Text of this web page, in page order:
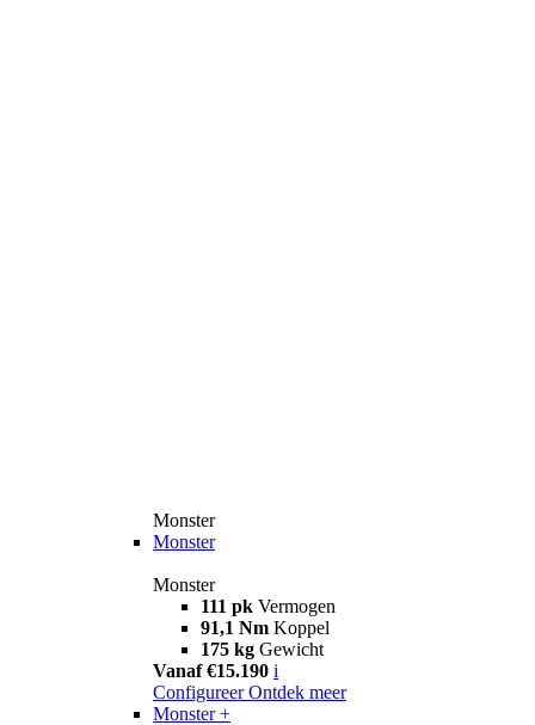
Monster
Monster
Monster
111 pk Vermogen
91,1 Nm Koppel
175 kg Gewicht
Vanaf €15.190 i
Configureer Ontdek meer
Monster +